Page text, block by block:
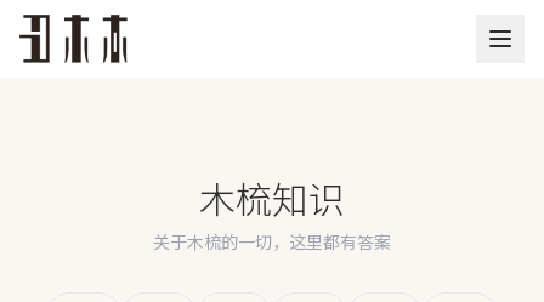
木梳知识
关于木梳的一切，这里都有答案